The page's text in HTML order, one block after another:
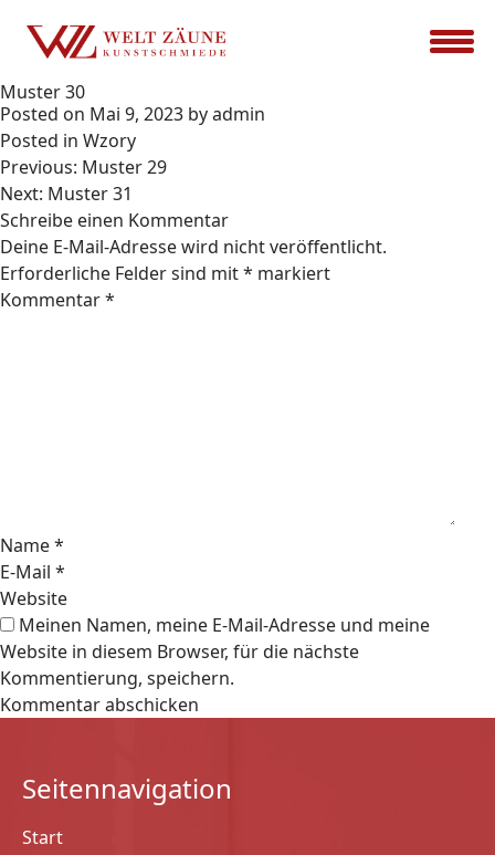
Muster 30
Posted on Mai 9, 2023 byadmin
Posted in Wzory
Beitrags-
Navigation
Previous: Muster 29
Next: Muster 31
Schreibe einen Kommentar
Deine E-Mail-Adresse wird nicht veröffentlicht.
Erforderliche Felder sind mit* markiert
Kommentar*
Name*
E-Mail *
Website
Meinen Namen, meine E-Mail-Adresse und meine
Website in diesem Browser, für die nächste
Kommentierung, speichern.
Seitennavigation
Start